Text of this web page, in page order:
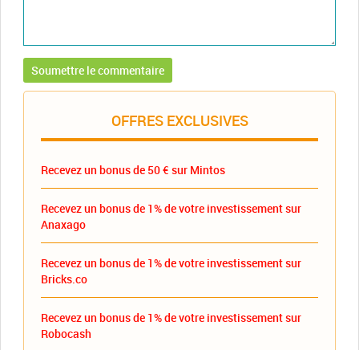
OFFRES EXCLUSIVES
Recevez un bonus de 50 € sur Mintos
Recevez un bonus de 1% de votre investissement sur
Anaxago
Recevez un bonus de 1% de votre investissement sur
Bricks.co
Recevez un bonus de 1% de votre investissement sur
Robocash